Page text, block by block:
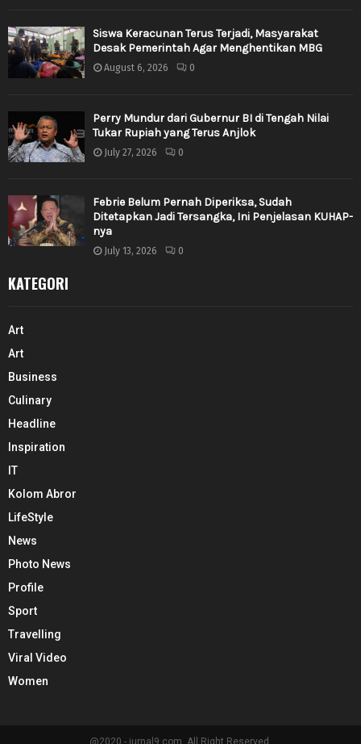
Siswa Keracunan Terus Terjadi, Masyarakat
Desak Pemerintah Agar Menghentikan MBG
August 6, 2026 0
Perry Mundur dari Gubernur BI di Tengah Nilai
Tukar Rupiah yang Terus Anjlok
July 27, 2026 0
Febrie Belum Pernah Diperiksa, Sudah
Ditetapkan Jadi Tersangka, Ini Penjelasan KUHAP-
nya
July 13, 2026 0
KATEGORI
Art
Art
Business
Culinary
Headline
Inspiration
IT
Kolom Abror
LifeStyle
News
Photo News
Profile
Sport
Travelling
Viral Video
Women
@2020 - jurnal9.com. All Right Reserved.